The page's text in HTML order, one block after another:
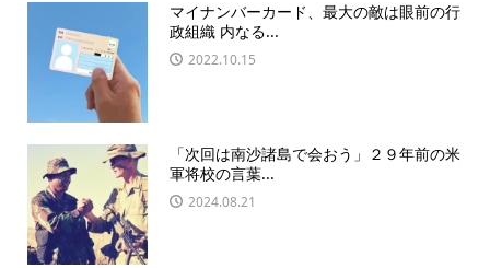
マイナンバーカード、最大の敵は眼前の行
政組織 内なる...
2022.10.15
「次回は南沙諸島で会おう」２９年前の米
軍将校の言葉...
2024.08.21